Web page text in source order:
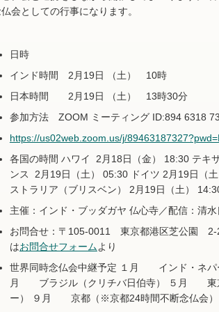
会としての行事になります。
日時
インド時間 2月19日 （土） 10時
日本時間 2月19日 （土） 13時30分
参加方法 ZOOM ミーティング ID:894 6318
https://us02web.zoom.us/j/
各国の時間 ハワイ 2月18日（金） 18:30 テキ
ンス 2月19日（土） 05:30 ドイツ 2月19日（
ストラリア（ブリスベン） 2月19日（土）
主催：インド・ブッダガヤ 仏心寺／配信：清
お問合せ：〒105-0011 東京都港区芝公園
はお問合せフォームより
世界同時念仏会中継予定 １月 インド・ネパ
月 ブラジル（クリチバ日伯寺） ５月 東
ー） ９月 京都（※京都24時間不断念仏会）